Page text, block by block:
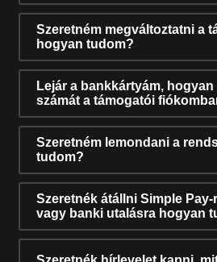
Szeretném megváltoztatni a
hogyan tudom?
Lejár a bankkártyám,
számát a támogatói
Szeretném lemondani a
tudom?
Szeretnék átállni Simple
vagy banki utalásra hogyan